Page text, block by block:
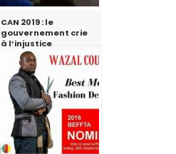
CAN 2019 : le
gouvernement crie
à l’injustice